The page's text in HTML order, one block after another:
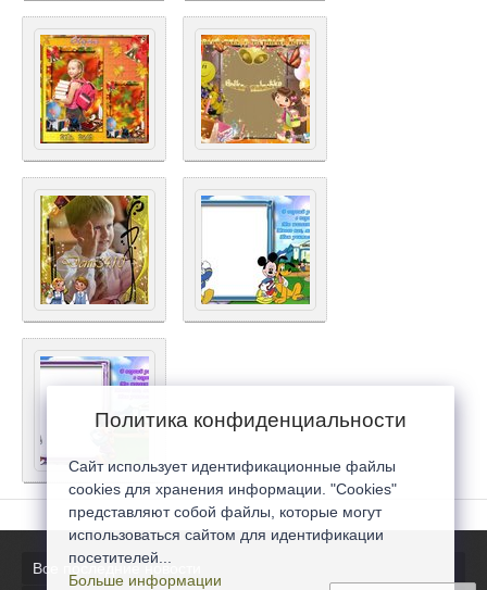
Все последние новости
Политика конфиденциальности
Сайт использует идентификационные файлы
cookies для хранения информации. "Cookies"
представляют собой файлы, которые могут
использоваться сайтом для идентификации
посетителей...
Больше информации